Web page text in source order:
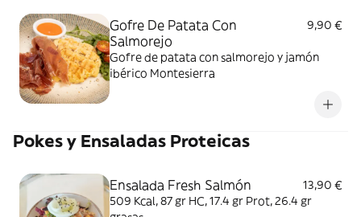
Gofre De Patata Con
Salmorejo
9,90 €
Gofre de patata con salmorejo y jamón
ibérico Montesierra
Pokes y Ensaladas Proteicas
Ensalada Fresh Salmón
13,90 €
509 Kcal, 87 gr HC, 17.4 gr Prot, 26.4 gr